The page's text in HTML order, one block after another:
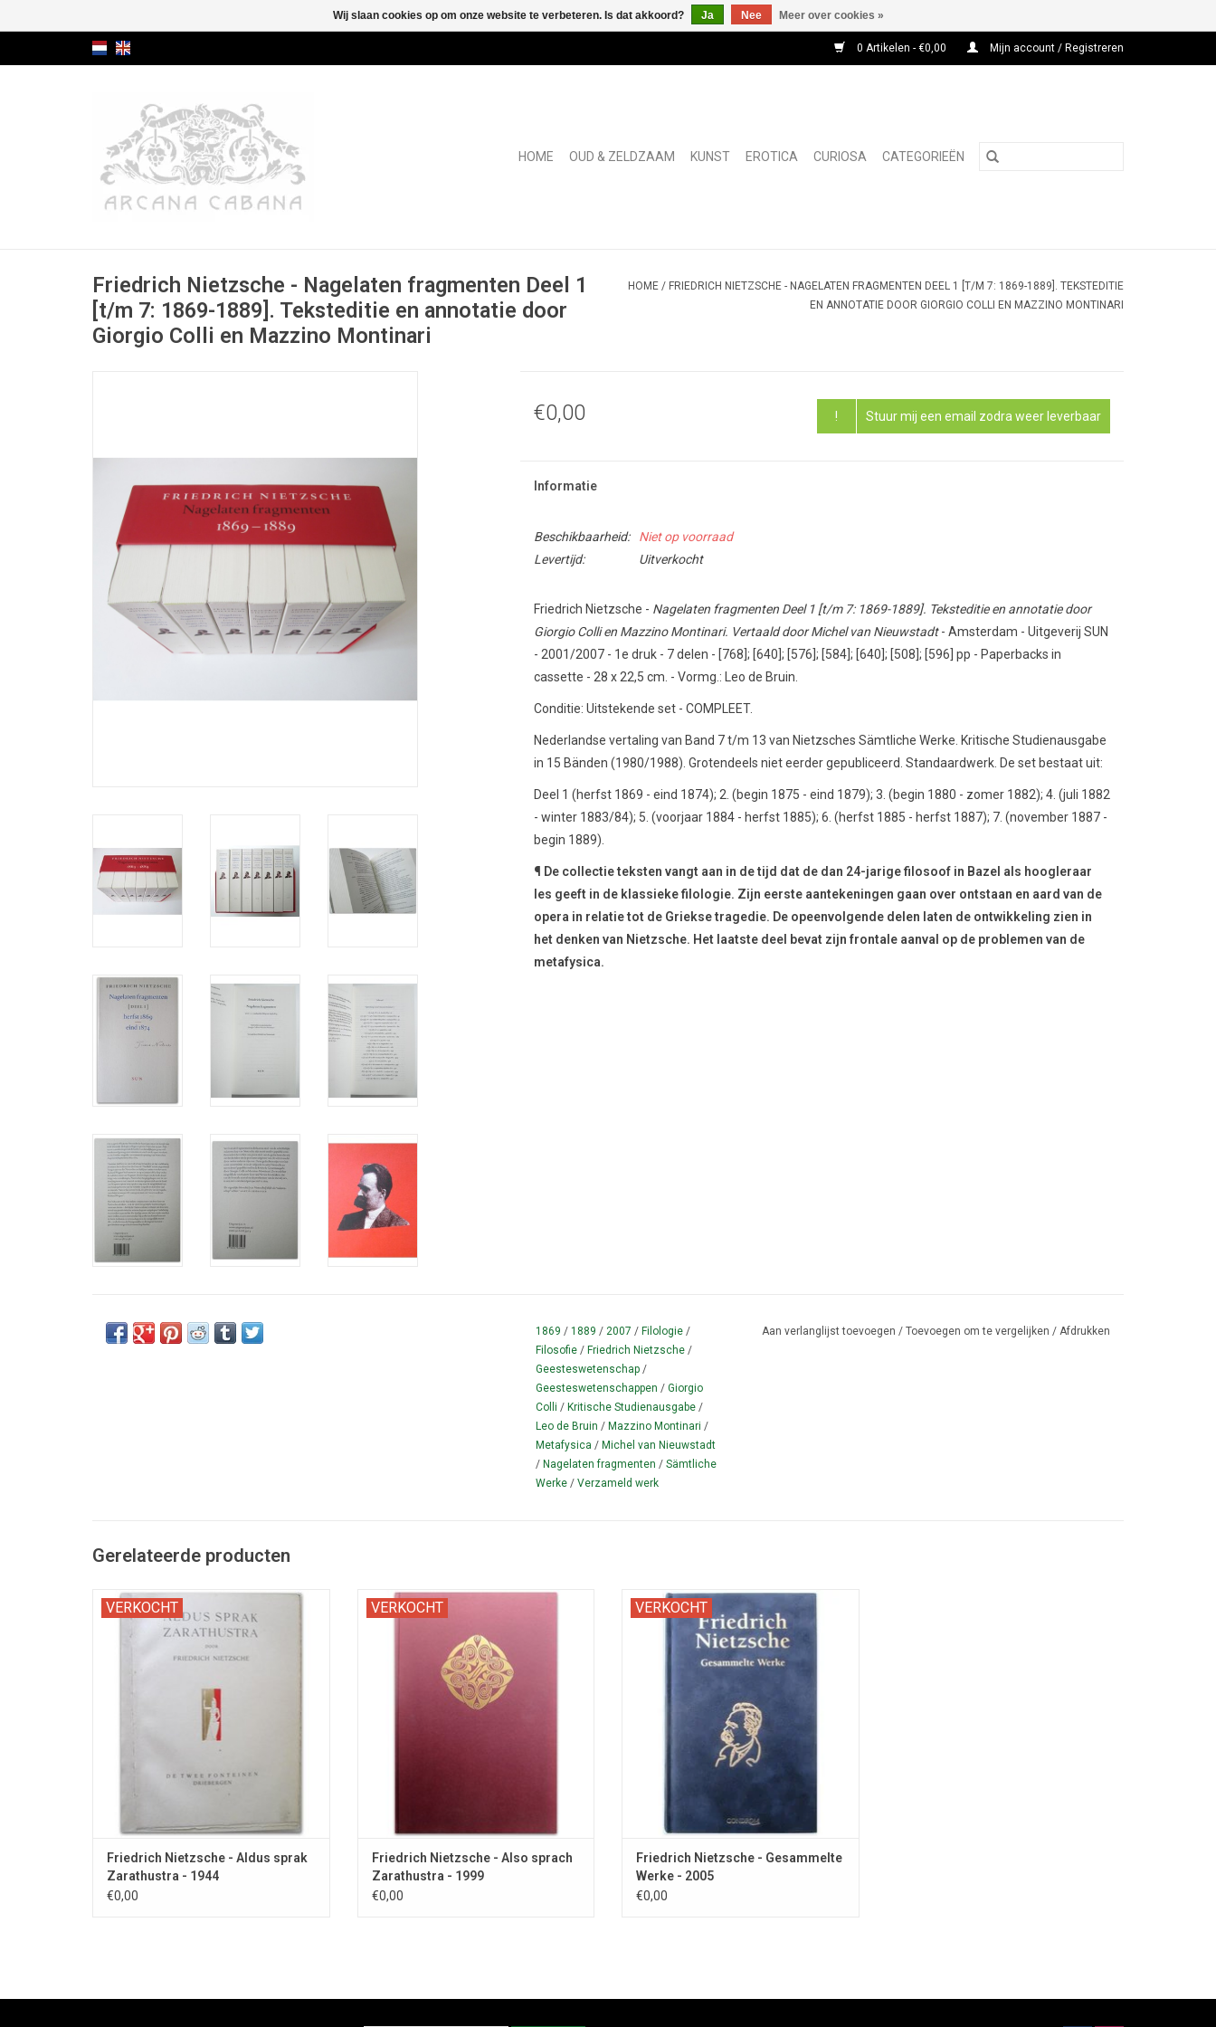
0 Artikelen - €0,00 Mijn account / Registreren
HOME OUD & ZELDZAAM KUNST EROTICA CURIOSA CATEGORIEËN
Friedrich Nietzsche - Nagelaten fragmenten Deel 1
[t/m 7: 1869-1889]. Teksteditie en annotatie door
Giorgio Colli en Mazzino Montinari
HOME / FRIEDRICH NIETZSCHE - NAGELATEN FRAGMENTEN DEEL 1 [T/M 7: 1869-1889]. TEKSTEDITIE
EN ANNOTATIE DOOR GIORGIO COLLI EN MAZZINO MONTINARI
€0,00 ! Stuur mij een email zodra weer leverbaar
Informatie
Beschikbaarheid:
Niet op voorraad
Levertijd:
Uitverkocht
Friedrich Nietzsche - Nagelaten fragmenten Deel 1 [t/m 7: 1869-1889]. Teksteditie en annotatie door
Giorgio Colli en Mazzino Montinari. Vertaald door Michel van Nieuwstadt- Amsterdam - Uitgeverij SUN
- 2001/2007 - 1e druk - 7 delen - [768]; [640]; [576]; [584]; [640]; [508]; [596] pp - Paperbacks in
cassette - 28 x 22,5 cm. - Vormg.: Leo de Bruin.
Conditie: Uitstekende set - COMPLEET.
Nederlandse vertaling van Band 7 t/m 13 van Nietzsches Sämtliche Werke. Kritische Studienausgabe
in 15 Bänden (1980/1988). Grotendeels niet eerder gepubliceerd. Standaardwerk. De set bestaat uit:
Deel 1 (herfst 1869 - eind 1874); 2. (begin 1875 - eind 1879); 3. (begin 1880 - zomer 1882); 4. (juli 1882
- winter 1883/84); 5. (voorjaar 1884 - herfst 1885); 6. (herfst 1885 - herfst 1887); 7. (november 1887 -
begin 1889).
¶ De collectie teksten vangt aan in de tijd dat de dan 24-jarige filosoof in Bazel als hoogleraar
les geeft in de klassieke filologie. Zijn eerste aantekeningen gaan over ontstaan en aard van de
opera in relatie tot de Griekse tragedie. De opeenvolgende delen laten de ontwikkeling zien in
het denken van Nietzsche. Het laatste deel bevat zijn frontale aanval op de problemen van de
metafysica.
1869 / 1889 / 2007 / Filologie /
Filosofie / Friedrich Nietzsche /
Geesteswetenschap /
Geesteswetenschappen / Giorgio
Colli / Kritische Studienausgabe /
Leo de Bruin / Mazzino Montinari /
Metafysica / Michel van Nieuwstadt
/ Nagelaten fragmenten / Sämtliche
Werke / Verzameld werk
Aan verlanglijst toevoegen / Toevoegen om te vergelijken / Afdrukken
Gerelateerde producten
VERKOCHT
Clandestiene, bibliofiele uitgave uit de
bezettingstijd, opgedragen aan 'den
Rattenvanger van Berlijn".
Friedrich Nietzsche - Aldus sprak
Zarathustra - 1944
€0,00
VERKOCHT
Gebonden facsimile herdruk naar de editie
uit 1908 in Jugendstil design van Henry van
de Velde.
Friedrich Nietzsche - Also sprach
Zarathustra - 1999
€0,00
VERKOCHT
Gebonden editie in blauw fluweel.
Friedrich Nietzsche - Gesammelte
Werke - 2005
€0,00
Wij slaan cookies op om onze website te verbeteren. Is dat akkoord? Ja Nee Meer over cookies »